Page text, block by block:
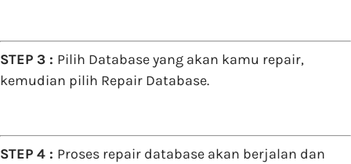
STEP 3 : Pilih Database yang akan kamu repair,
kemudian pilih Repair Database.
STEP 4 : Proses repair database akan berjalan dan